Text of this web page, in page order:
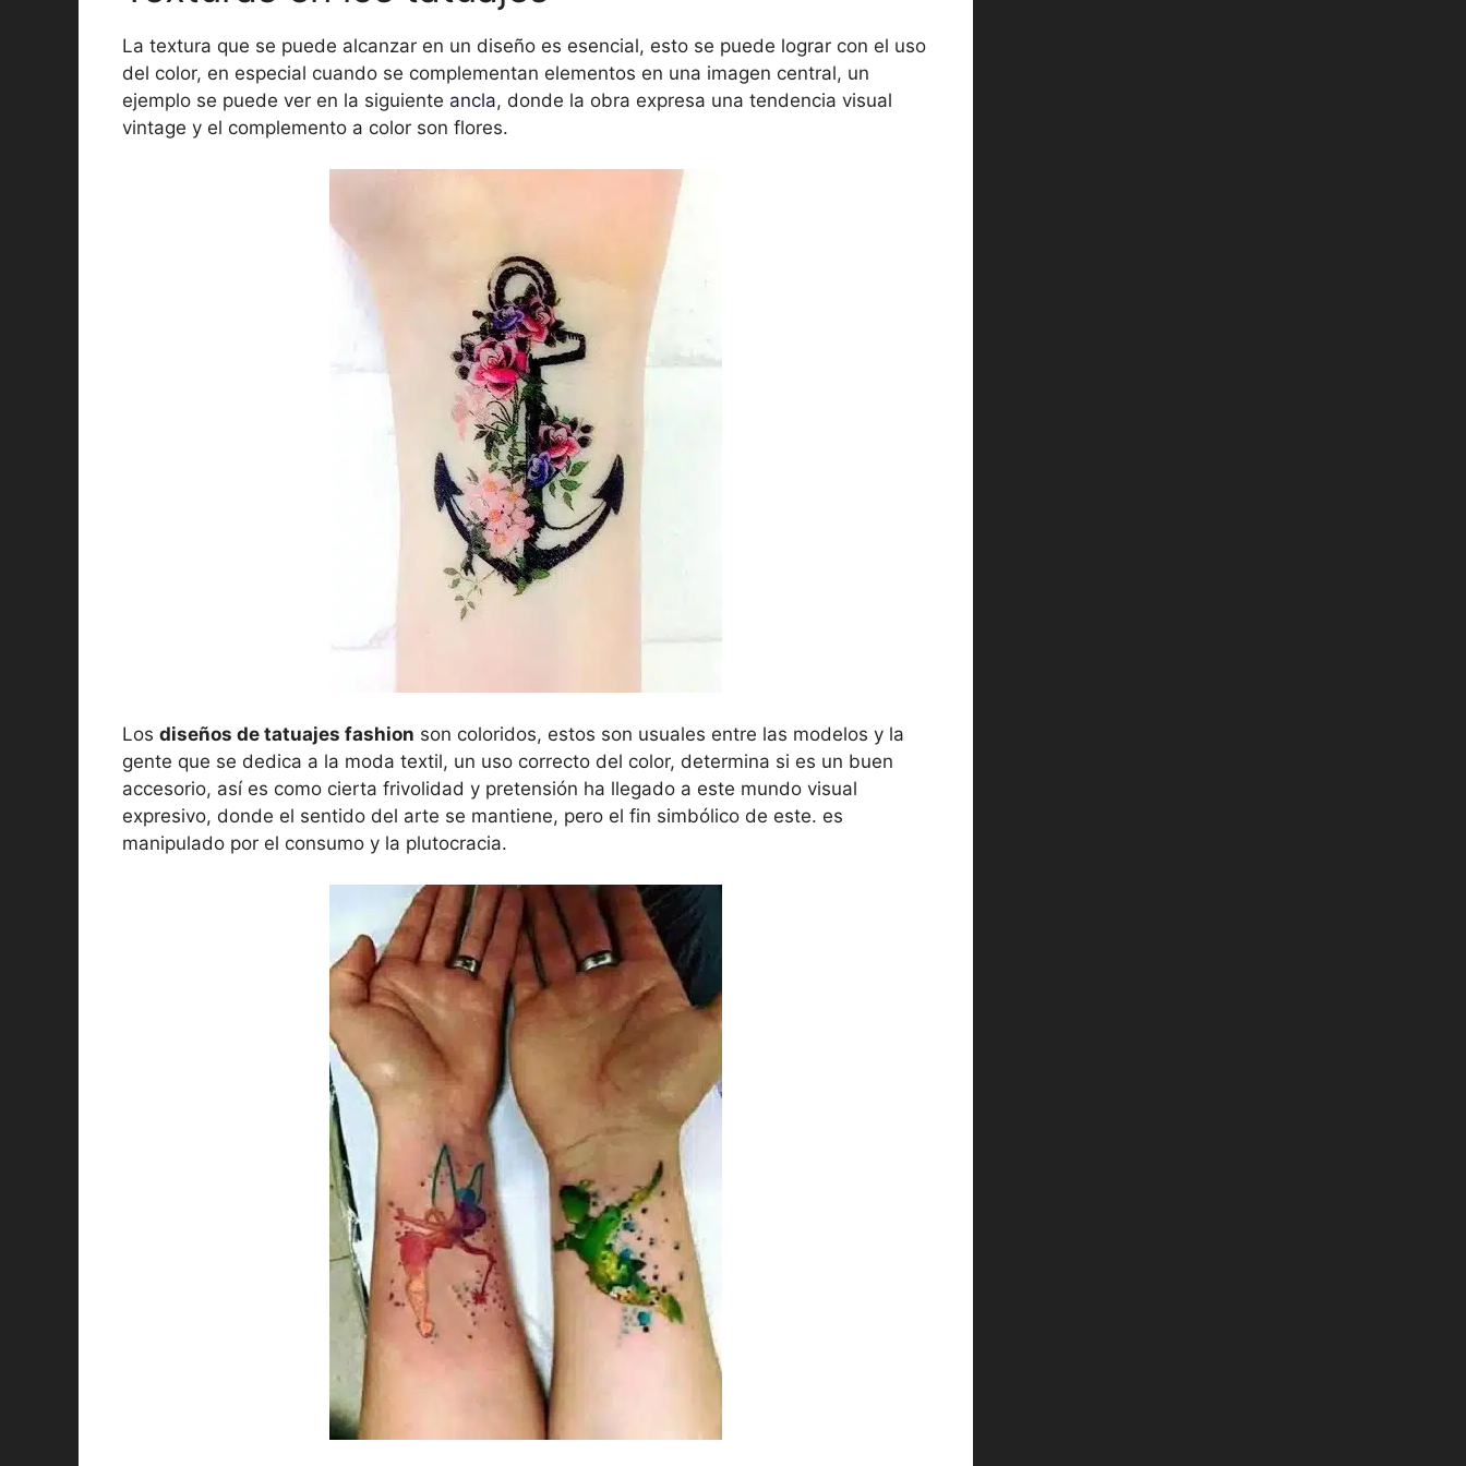
La textura que se puede alcanzar en un diseño es esencial, esto se puede lograr con el uso
del color, en especial cuando se complementan elementos en una imagen central, un
ejemplo se puede ver en la siguiente ancla, donde la obra expresa una tendencia visual
vintage y el complemento a color son flores.
Los diseños de tatuajes fashion son coloridos, estos son usuales entre las modelos y la
gente que se dedica a la moda textil, un uso correcto del color, determina si es un buen
accesorio, así es como cierta frivolidad y pretensión ha llegado a este mundo visual
expresivo, donde el sentido del arte se mantiene, pero el fin simbólico de este. es
manipulado por el consumo y la plutocracia.